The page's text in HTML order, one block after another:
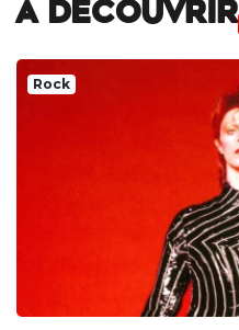
A DECOUVRIR
Rock